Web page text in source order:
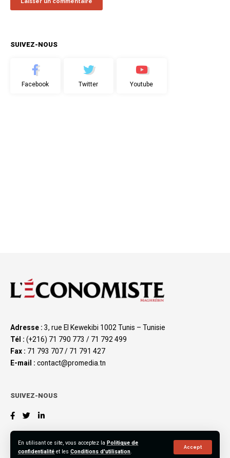
En utilisant ce site, vous acceptez la Politique de
confidentialité et les Conditions d'utilisation.
Accept
SUIVEZ-NOUS
Facebook Twitter Youtube
Adresse : 3, rue El Kewekibi 1002 Tunis – Tunisie
Tél : (+216) 71 790 773 / 71 792 499
Fax : 71 793 707 / 71 791 427
E-mail : contact@promedia.tn
SUIVEZ-NOUS
©2023 L’Économiste Maghrébin, All Rights Reserved